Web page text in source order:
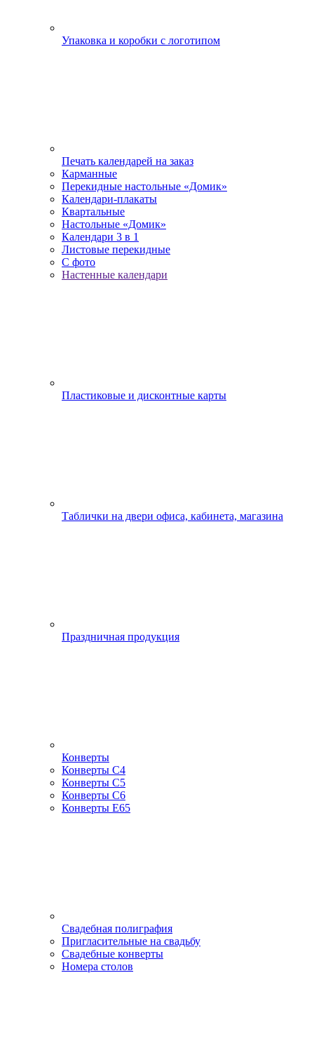
Упаковка и коробки с логотипом
Печать календарей на заказ
Карманные
Перекидные настольные «Домик»
Календари-плакаты
Квартальные
Настольные «Домик»
Календари 3 в 1
Листовые перекидные
С фото
Настенные календари
Пластиковые и дисконтные карты
Таблички на двери офиса, кабинета, магазина
Праздничная продукция
Конверты
Конверты С4
Конверты С5
Конверты С6
Конверты Е65
Свадебная полиграфия
Пригласительные на свадьбу
Свадебные конверты
Номера столов